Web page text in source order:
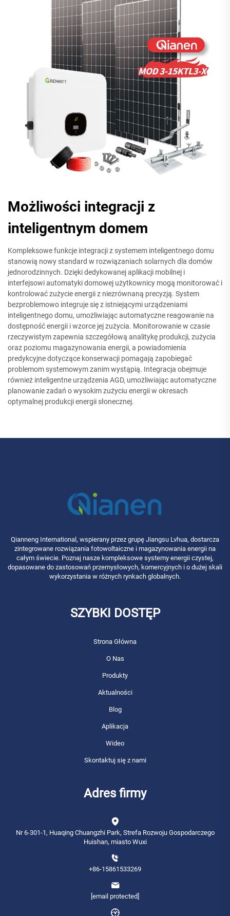
Możliwości integracji z
inteligentnym domem
Kompleksowe funkcje integracji z systemem inteligentnego domu
stanowią nowy standard w rozwiązaniach solarnych dla domów
jednorodzinnych. Dzięki dedykowanej aplikacji mobilnej i
interfejsowi automatyki domowej użytkownicy mogą monitorować i
kontrolować zużycie energii z niezrównaną precyzją. System
bezproblemowo integruje się z istniejącymi urządzeniami
inteligentnego domu, umożliwiając automatyczne reagowanie na
dostępność energii i wzorce jej zużycia. Monitorowanie w czasie
rzeczywistym zapewnia szczegółową analitykę produkcji, zużycia
oraz poziomu magazynowania energii, a powiadomienia
predykcyjne dotyczące konserwacji pomagają zapobiegać
problemom systemowym zanim wystąpią. Integracja obejmuje
również inteligentne urządzenia AGD, umożliwiając automatyczne
planowanie zadań o wysokim zużyciu energii w okresach
optymalnej produkcji energii słonecznej.
Qianneng International, wspierany przez grupę Jiangsu Lvhua, dostarcza
zintegrowane rozwiązania fotowoltaiczne i magazynowania energii na
całym świecie. Poznaj nasze kompleksowe systemy energii czystej,
dopasowane do zastosowań przemysłowych, komercyjnych i o dużej skali
wykorzystania w różnych rynkach globalnych.
SZYBKI DOSTĘP
Strona Główna
O Nas
Produkty
Aktualności
Blog
Aplikacja
Wideo
Skontaktuj się z nami
Adres firmy
Nr 6-301-1, Huaqing Chuangzhi Park, Strefa Rozwoju Gospodarczego
Huishan, miasto Wuxi
+86-15861533269
[email protected]